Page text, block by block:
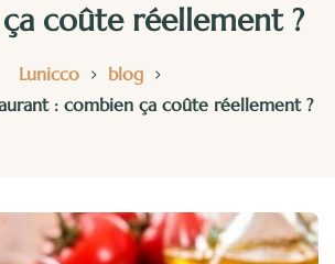
coûte réellement ?
Lunicco > blog >
: combien ça coûte réellement ?